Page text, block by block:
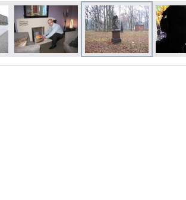
Печать в течение 1 часа в Риге –
закажите онлайн
Различные форматы и виды